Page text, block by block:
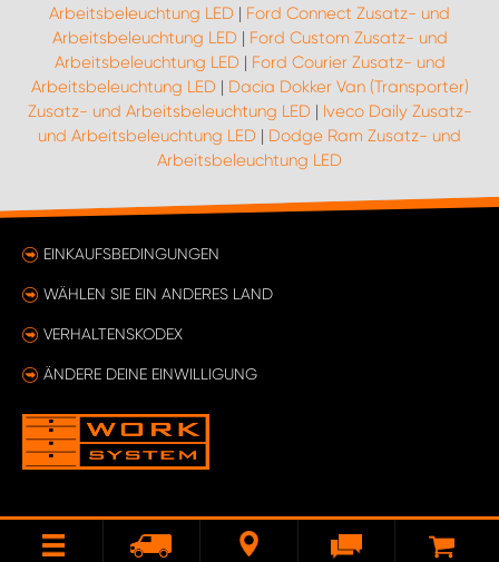
Arbeitsbeleuchtung LED | Ford Connect Zusatz- und
Arbeitsbeleuchtung LED| Ford Custom Zusatz- und
Arbeitsbeleuchtung LED| Ford Courier Zusatz- und
Arbeitsbeleuchtung LED| Dacia Dokker Van (Transporter)
Zusatz- und Arbeitsbeleuchtung LED| Iveco Daily Zusatz-
und Arbeitsbeleuchtung LED | Dodge Ram Zusatz- und
Arbeitsbeleuchtung LED
EINKAUFSBEDINGUNGEN
WÄHLEN SIE EIN ANDERES LAND
VERHALTENSKODEX
ÄNDERE DEINE EINWILLIGUNG